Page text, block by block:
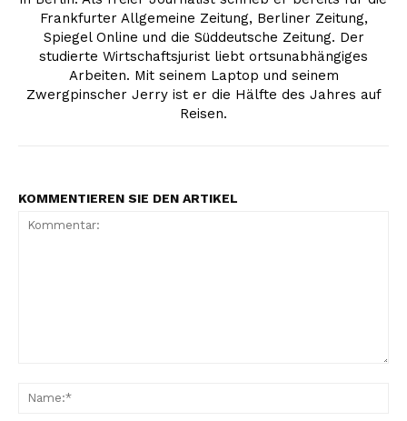
Frankfurter Allgemeine Zeitung, Berliner Zeitung,
Spiegel Online und die Süddeutsche Zeitung. Der
studierte Wirtschaftsjurist liebt ortsunabhängiges
Arbeiten. Mit seinem Laptop und seinem
Zwergpinscher Jerry ist er die Hälfte des Jahres auf
Reisen.
KOMMENTIEREN SIE DEN ARTIKEL